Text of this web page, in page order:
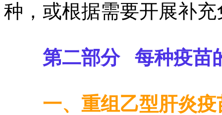
种，或根据需要开展补
第二部分 每种疫苗
一、重组乙型肝炎